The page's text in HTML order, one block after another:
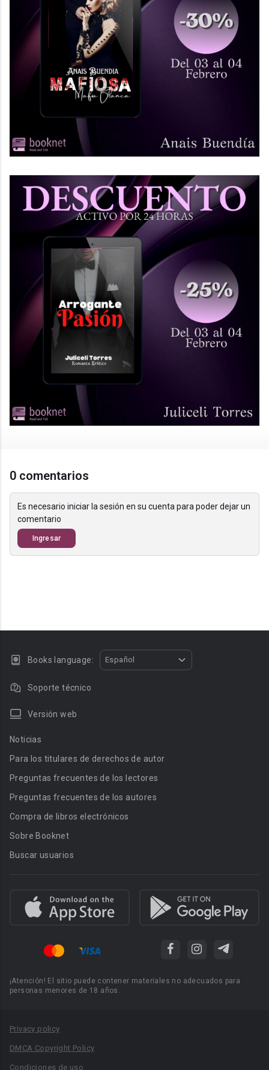
0 comentarios
Es necesario iniciar la sesión en su cuenta para poder dejar un
comentario
Ingresar
Books language: Español
Soporte técnico
Versión web
Noticias
Para los titulares de derechos de autor
Preguntas frecuentes de los lectores
Preguntas frecuentes de los autores
Compra de libros electrónicos
Sobre Booknet
Buscar usuarios
¡Atención! El sitio puede contener materiales no adecuados para
personas menores de 18 años.
Privacy policy
DMCA Copyright Policy
Condiciones de uso